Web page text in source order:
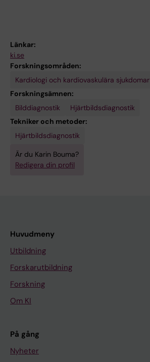
Länkar:
ki.se
Forskningsområden:
Kardiologi och kardiovaskulära sjukdomar
Forskningsämnen:
Bilddiagnostik
Hjärtbildsdiagnostik
Tekniker och metoder:
Hjärtbildsdiagnostik
Är du Karin Bouma?
Redigera din profil
Huvudmeny
Utbildning
Forskarutbildning
Forskning
Om KI
På gång
Nyheter